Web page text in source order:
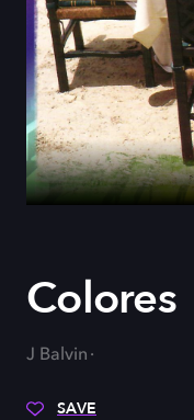
Colores
J Balvin
SAVE